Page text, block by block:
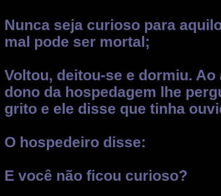
Nunca seja curioso para
mal pode ser mortal;
Voltou, deitou-se e dormiu.
dono da hospedagem lhe
grito e ele disse que tinha
O hospedeiro disse:
E você não ficou curioso?